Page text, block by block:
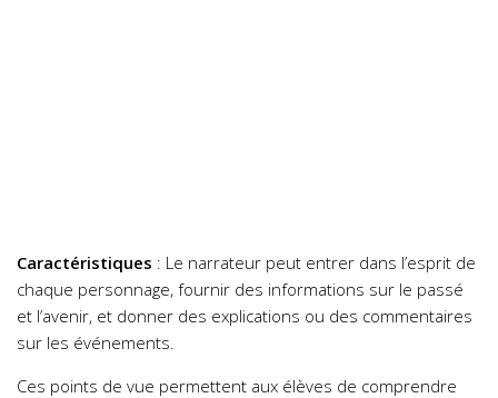
Caractéristiques : Le narrateur peut entrer dans l’esprit de
chaque personnage, fournir des informations sur le passé
et l’avenir, et donner des explications ou des commentaires
sur les événements.
Ces points de vue permettent aux élèves de comprendre